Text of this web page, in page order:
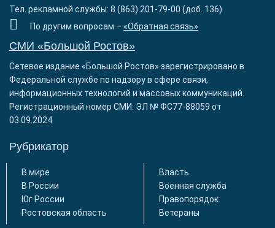
Тел. рекламной службы: 8 (863) 201-79-00 (доб. 136)
По другим вопросам – «Обратная связь»
СМИ «Большой Ростов»
Сетевое издание «Большой Ростов» зарегистрировано в
Федеральной службе по надзору в сфере связи,
информационных технологий и массовых коммуникаций.
Регистрационный номер СМИ: ЭЛ № ФС77-88059 от
03.09.2024
Рубрикатор
В мире
В России
Юг России
Ростовская область
Власть
Военная служба
Правопорядок
Ветераны